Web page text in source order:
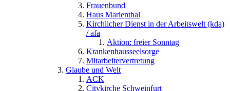
Frauenbund
Haus Marienthal
Kirchlicher Dienst in der Arbeitswelt (kda)
/ afa
Aktion: freier Sonntag
Krankenhausseelsorge
Mitarbeitervertretung
Glaube und Welt
ACK
Citykirche Schweinfurt